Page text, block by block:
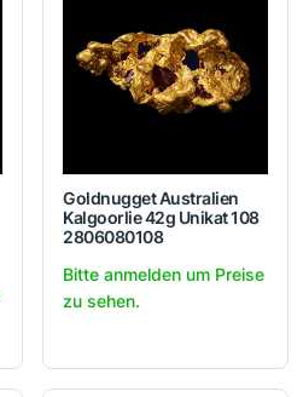
Goldnugget Australien
Kalgoorlie 42g Unikat 108
2806080108
Bitte anmelden um Preise
zu sehen.